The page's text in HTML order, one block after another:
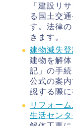
「建設リ
る国土交
す。法律
きます。
建物滅失
建物を解
記」の手
公式の案
認する際に
リフォー
生活センタ